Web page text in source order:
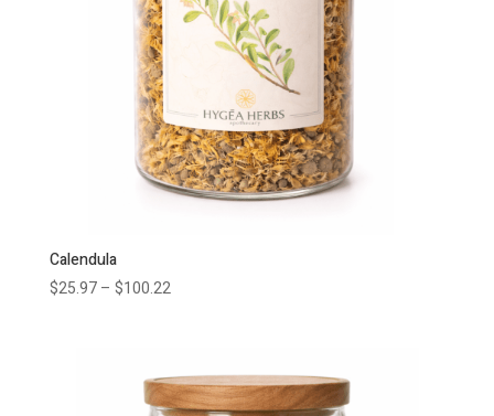
Calendula
$25.97– $100.22